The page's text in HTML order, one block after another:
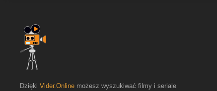
Dzięki Vider.Online możesz wyszukiwać filmy i seriale